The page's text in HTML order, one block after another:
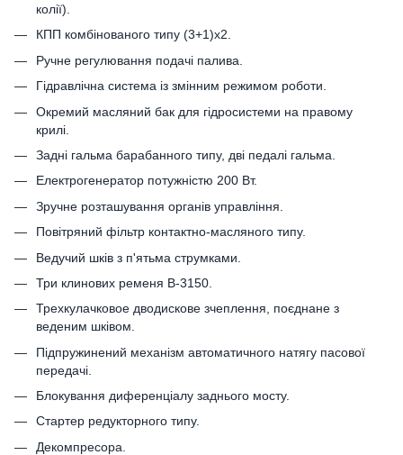
колії).
КПП комбінованого типу (3+1)х2.
Ручне регулювання подачі палива.
Гідравлічна система із змінним режимом роботи.
Окремий масляний бак для гідросистеми на правому
крилі.
Задні гальма барабанного типу, дві педалі гальма.
Електрогенератор потужністю 200 Вт.
Зручне розташування органів управління.
Повітряний фільтр контактно-масляного типу.
Ведучий шків з п'ятьма струмками.
Три клинових ременя В-3150.
Трехкулачковое дводискове зчеплення, поєднане з
веденим шківом.
Підпружинений механізм автоматичного натягу пасової
передачі.
Блокування диференціалу заднього мосту.
Стартер редукторного типу.
Декомпресора.